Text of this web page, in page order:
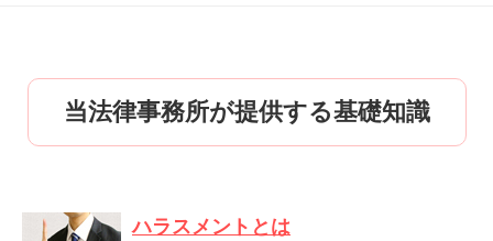
当法律事務所が提供する基礎知識
ハラスメントとは